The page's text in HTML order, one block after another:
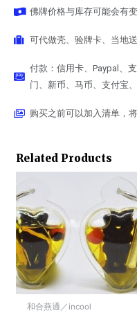
佛牌价格与库存可能会有
可代做壳、验牌卡、当地
付款：信用卡、Paypal、
门、新币、马币、支付宝
购买之前可以加入清单，
Related Products
和合燕通／incool